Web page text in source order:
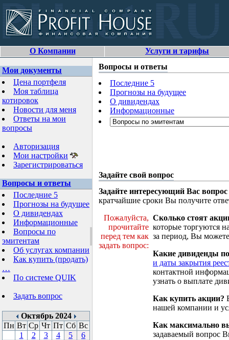
О Компании Услуги и тарифы
Мои документы
Цена портфеля
Моя таблица
котировок
Новости для меня
Ответы на мои
вопросы
Авторизация
Мои настройки
Зарегистрироваться
Вопросы и ответы
Последние 5
Прогнозы на будущее
О дивидендах
Информационные
Вопросы по
эмитентам
Об услугах компании
Как купить (продать)
…
По системе QUIK
Задать вопрос
Октябрь 2024
Пн Вт Ср Чт Пт Сб Вс
1
2 3 4 5
6
Вопросы и ответы
Последние 5
Прогнозы на будущее
О дивидендах
Информационные
Задайте свой вопрос
Задайте интересующий Вас вопрос
кратчайшие сроки Вы получите
Пожалуйста,
прочитайте
перед тем как
задать вопрос:
Сколько стоят
которые торгуются
за период, Вы
Какие дивиденды
и даты закрытия
контактной
узнать о выплате
Как купить акции?
нашей компании и
Как максимально
задаваемый вопрос